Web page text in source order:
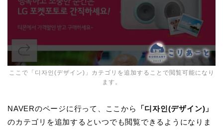
ここで「디자인(デザイン)」カテゴリを追加することで閲覧可能になり
ます。
NAVERのページに行って、ここから
「디자인(デザイン)」
のカテゴリを追加するといつでも閲覧できるようになりま